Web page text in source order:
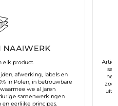
NAAIWERK
elk product.
afwerking, labels en
in Polen, in betrouwbare
we al jaren
samenwerkingen
eerlijke principes.
uit